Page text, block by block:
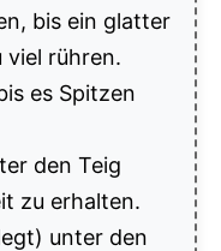
bis ein glatter
rühren.
es Spitzen
den Teig
zu erhalten.
unter den